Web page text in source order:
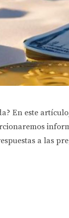
En este
a las